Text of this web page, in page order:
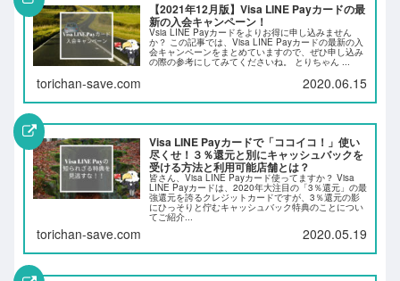
【2021年12月版】Visa LINE Payカードの最
新の入会キャンペーン！
Vsia LINE Payカードをよりお得に申し込みません
か？ この記事では、Visa LINE Payカードの最新の入
会キャンペーンをまとめていますので、ぜひ申し込み
の際の参考にしてみてくださいね。 とりちゃん ...
torichan-save.com 2020.06.15
Visa LINE Payカードで「ココイコ！」使い
尽くせ！３％還元と別にキャッシュバックを
受ける方法と利用可能店舗とは？
皆さん、Visa LINE Payカード使ってますか？ Visa
LINE Payカードは、2020年大注目の「3％還元」の最
強還元を誇るクレジットカードですが、3％還元の影
にひっそりと佇むキャッシュバック特典のことについ
てご紹介...
torichan-save.com 2020.05.19